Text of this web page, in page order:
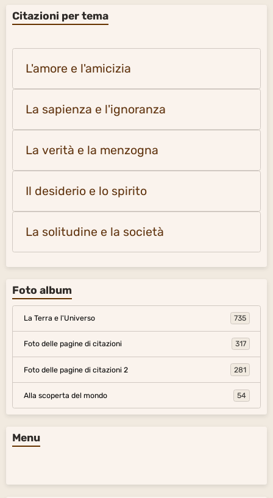
Citazioni per tema
L'amore e l'amicizia
La sapienza e l'ignoranza
La verità e la menzogna
Il desiderio e lo spirito
La solitudine e la società
Foto album
La Terra e l'Universo 735
Foto delle pagine di citazioni 317
Foto delle pagine di citazioni 2 281
Alla scoperta del mondo 54
Menu